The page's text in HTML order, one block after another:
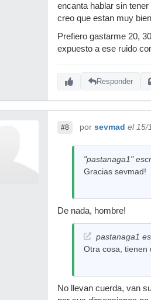
encanta hablar sin
creo que estan muy
Prefiero gastarme 20,
expuesto a ese ruido
Responder
#8 por sevmad el 15/
"pastanaga1"
Gracias sevmad!
De nada, hombre!
pastanaga1
Otra cosa, tienen
No llevan cuerda, van